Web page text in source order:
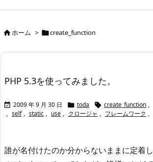
ホーム > create_function
PHP 5.3を使ってみました。
 2009 年 9 月 30 日  toda  create_function ,
, self , static , use , クロージャ , フレームワーク ,
誰が名付けたのか分からないままに定着